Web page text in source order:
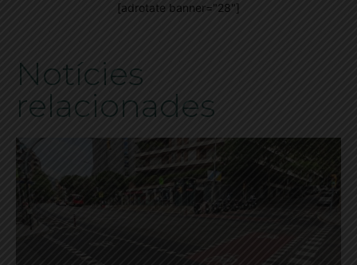
[adrotate banner="28"]
Notícies
relacionades